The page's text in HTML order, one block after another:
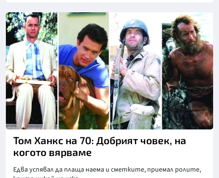
Том Ханкс на 70: Добрият човек, на
когото вярваме
Едва успявал да плаща наема и сметките, приемал ролите,